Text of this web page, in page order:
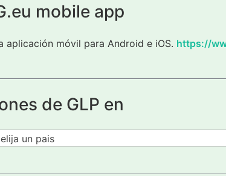
mobile app
aplicación móvil para Android e iOS. https://
de GLP en
un pais